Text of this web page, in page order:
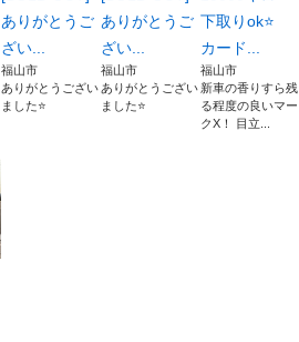
ありがとうご
ざい...
福山市
ありがとうござい
ました⭐️
ありがとうご
ざい...
福山市
ありがとうござい
ました⭐️
下取りok⭐️
カード...
福山市
新車の香りすら残
る程度の良いマー
クX！ 目立...